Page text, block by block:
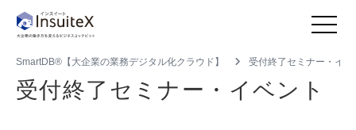
SmartDB®【大企業の業務デジタル化クラウド】 受付終了セミナー・イベ
受付終了セミナー・イベント